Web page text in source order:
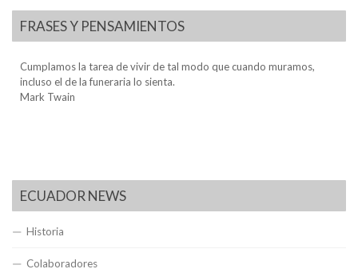
FRASES Y PENSAMIENTOS
Cumplamos la tarea de vivir de tal modo que cuando muramos,
incluso el de la funeraria lo sienta.
Mark Twain
ECUADOR NEWS
Historia
Colaboradores